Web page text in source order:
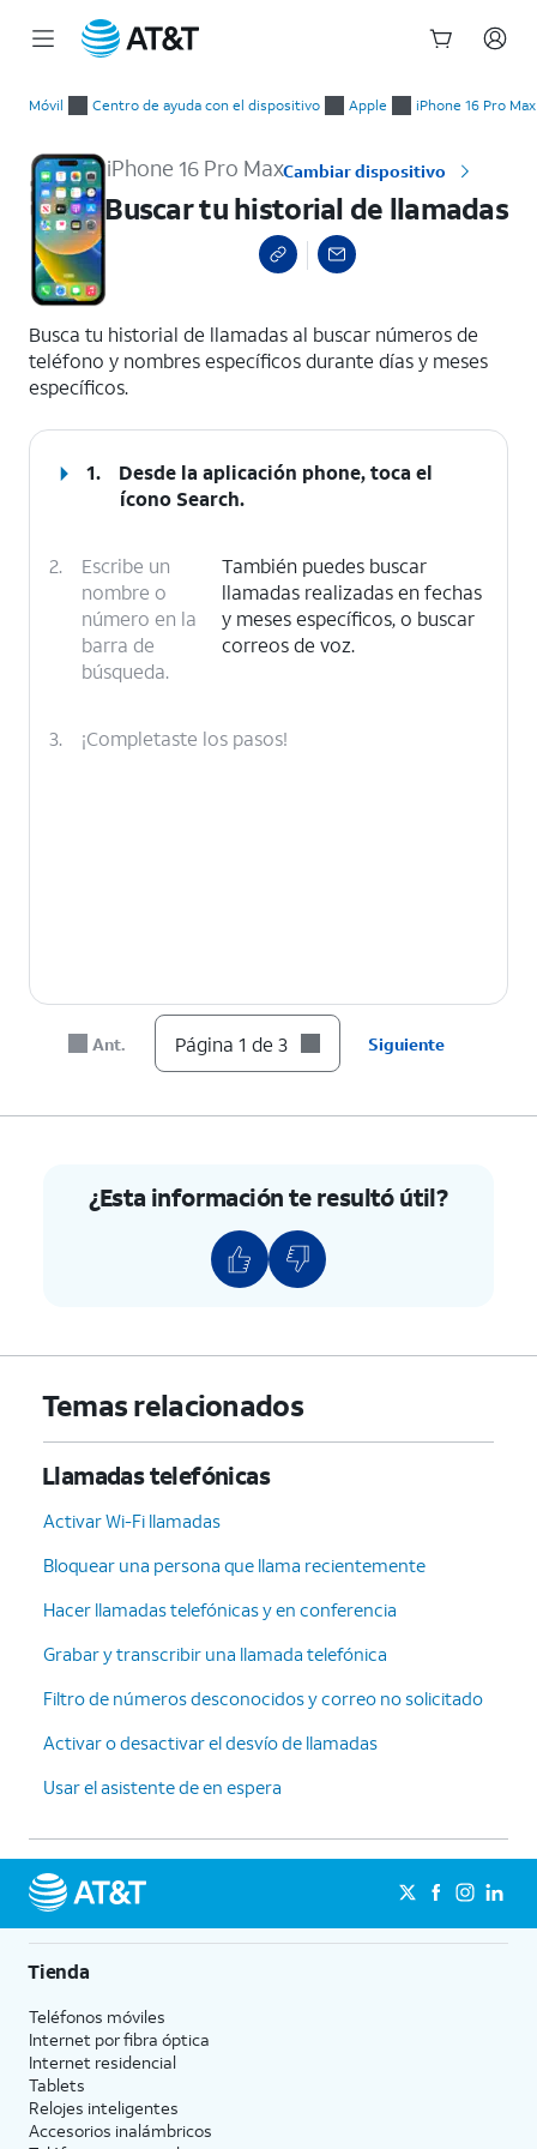
Móvil Centro de ayuda con el dispositivo Apple iPhone 16 Pro Max
iPhone 16 Pro MaxCambiar dispositivo
Buscar tu historial de llamadas
Busca tu historial de llamadas al buscar números de
teléfono y nombres específicos durante días y meses
específicos.
1.
Desde la aplicación phone, toca el
ícono Search.
2.
Escribe un
nombre o
número en la
barra de
búsqueda.
También puedes buscar
llamadas realizadas en fechas
y meses específicos, o buscar
correos de voz.
3. ¡Completaste los pasos!
Ant. Página 1 de 3 Siguiente
¿Esta información te resultó útil?
Temas relacionados
Llamadas telefónicas
Activar Wi-Fi llamadas
Bloquear una persona que llama recientemente
Hacer llamadas telefónicas y en conferencia
Grabar y transcribir una llamada telefónica
Filtro de números desconocidos y correo no solicitado
Activar o desactivar el desvío de llamadas
Usar el asistente de en espera
Tienda
Teléfonos móviles
Internet por fibra óptica
Internet residencial
Tablets
Relojes inteligentes
Accesorios inalámbricos